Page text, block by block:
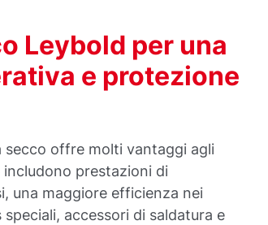
Leybold per una
e protezione
secco offre molti vantaggi agli
prestazioni di
una maggiore efficienza nei
accessori di saldatura e